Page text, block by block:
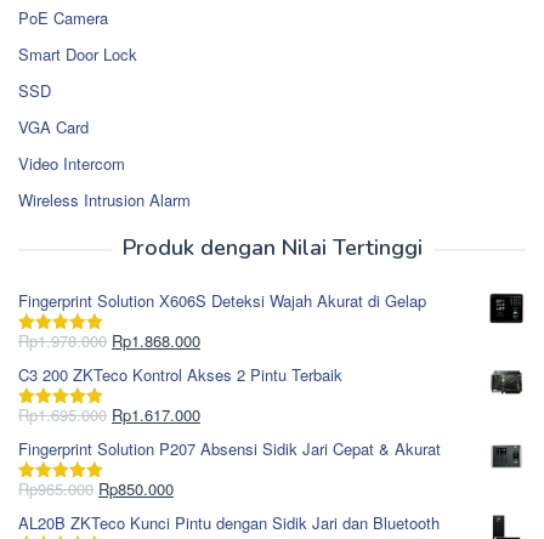
PoE Camera
Smart Door Lock
SSD
VGA Card
Video Intercom
Wireless Intrusion Alarm
Produk dengan Nilai Tertinggi
Fingerprint Solution X606S Deteksi Wajah Akurat di Gelap
Dinilai5.00
Rp1.978.000 Harga
aslinya
adalah:
Rp1.978.000.
Rp1.868.000Harga
saat
ini
adalah:
C3 200 ZKTeco Kontrol Akses 2 Pintu Terbaik
Dinilai5.00
Rp1.695.000 Harga
aslinya
adalah:
Rp1.695.000.
Rp1.617.000Harga
saat
ini
Fingerprint Solution P207 Absensi Sidik Jari Cepat & Akurat
Dinilai5.00
Rp965.000 Harga
aslinya
Rp850.000Harga
saat
AL20B ZKTeco Kunci Pintu dengan Sidik Jari dan Bluetooth